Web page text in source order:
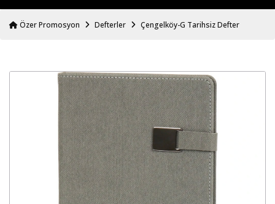
Özer Promosyon Defterler Çengelköy-G Tarihsiz Defter